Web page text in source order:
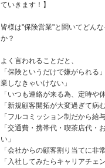
ていきます！】
皆様は"保険営業"と聞いてどん
か？
よく言われることだと、
「保険というだけで嫌がられる
業しなきゃいけない」
「いつも連絡が来る為、定時や
「新規顧客開拓が大変過ぎて病む
「フルコミッション制だから給
「交通費・携帯代・喫茶店代・
い」
「会社からの顧客割り当てに非
「入社してみたらキャリアチェ